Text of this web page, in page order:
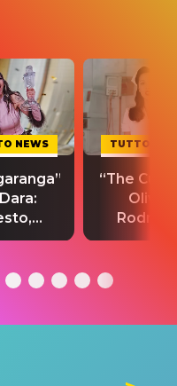
NEWS
e
TUTTO
“The
Olivia
testo,